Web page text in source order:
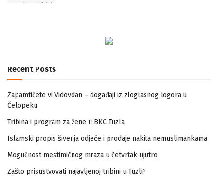
Recent Posts
Zapamtićete vi Vidovdan – događaji iz zloglasnog logora u
Čelopeku
Tribina i program za žene u BKC Tuzla
Islamski propis šivenja odjeće i prodaje nakita nemuslimankama
Mogućnost mestimičnog mraza u četvrtak ujutro
Zašto prisustvovati najavljenoj tribini u Tuzli?